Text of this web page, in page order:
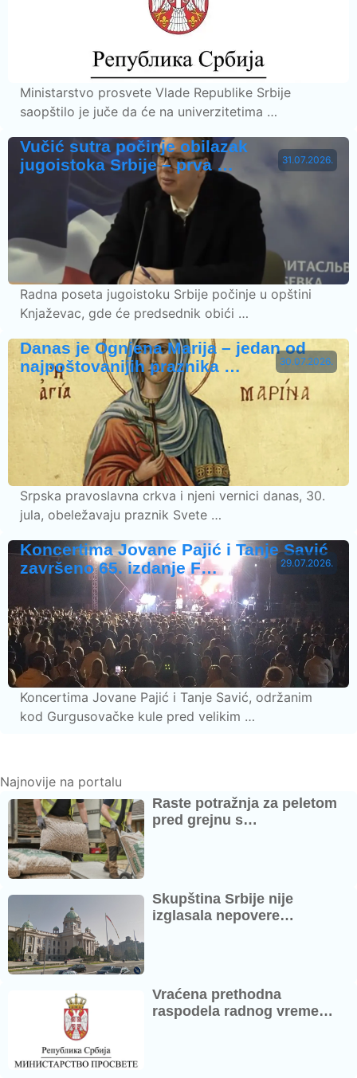
Ministarstvo prosvete Vlade Republike Srbije
saopštilo je juče da će na univerzitetima …
31.07.2026.
Vučić sutra počinje obilazak
jugoistoka Srbije – prva …
Radna poseta jugoistoku Srbije počinje u opštini
Knjaževac, gde će predsednik obići …
30.07.2026.
Danas je Ognjena Marija – jedan od
najpoštovanijih praznika …
Srpska pravoslavna crkva i njeni vernici danas, 30.
jula, obeležavaju praznik Svete …
29.07.2026.
Koncertima Jovane Pajić i Tanje Savić
završeno 65. izdanje F…
Koncertima Jovane Pajić i Tanje Savić, održanim
kod Gurgusovačke kule pred velikim …
Najnovije na portalu
Raste potražnja za peletom
pred grejnu s…
Skupština Srbije nije
izglasala nepovere…
Vraćena prethodna
raspodela radnog vreme…